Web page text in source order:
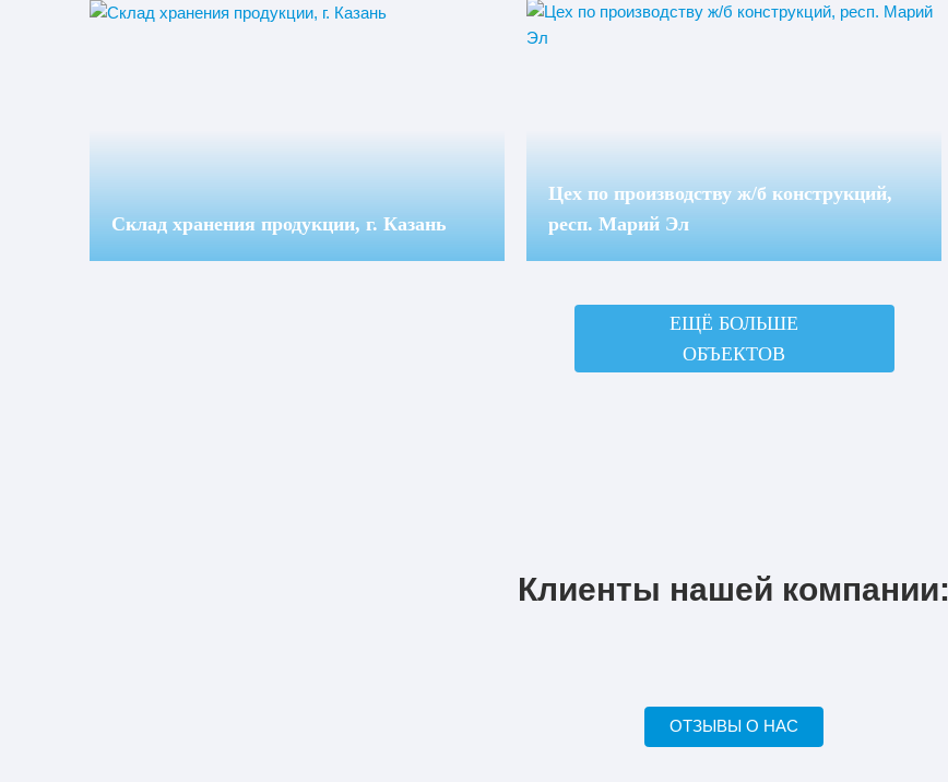
Склад хранения продукции, г. Казань
Цех по производству ж/б конструкций,
респ. Марий Эл
ЕЩЁ БОЛЬШЕ
ОБЪЕКТОВ
Клиенты нашей компании:
ОТЗЫВЫ О НАС